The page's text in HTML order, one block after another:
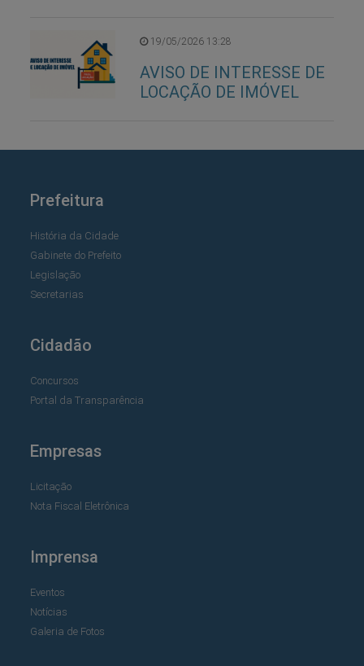
19/05/2026 13:28
AVISO DE INTERESSE DE
LOCAÇÃO DE IMÓVEL
Prefeitura
História da Cidade
Gabinete do Prefeito
Legislação
Secretarias
Cidadão
Concursos
Portal da Transparência
Empresas
Licitação
Nota Fiscal Eletrônica
Imprensa
Eventos
Notícias
Galeria de Fotos